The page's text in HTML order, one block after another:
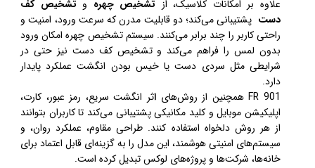
علاوه بر امکانات کلاسیک، از تشخیص چهره و تشخیص کف
دست پشتیبانی می‌کند؛ دو قابلیت مدرن که سرعت ورود، امنیت و
راحتی کاربر را چند برابر می‌کنند. سیستم تشخیص چهره امکان ورود
بدون لمس را فراهم می‌کند و تشخیص کف دست نیز حتی در
شرایطی مثل سردی دست یا خیس بودن انگشت عملکرد پایدار
دارد.
901 FR همچنین از روش‌های
اثر انگشت سریع، رمز عبور، کارت،
اپلیکیشن موبایل و کلید مکانیکی پشتیبانی می‌کند تا کاربران بتوانند
از هر روش دلخواه استفاده کنند. طراحی مقاوم، عملکرد روان، و
سیستم‌های امنیتی هوشمند، این مدل را به گزینه‌ای قابل اعتماد برای
خانه‌ها، شرکت‌ها و پروژه‌های لوکس تبدیل کرده است.